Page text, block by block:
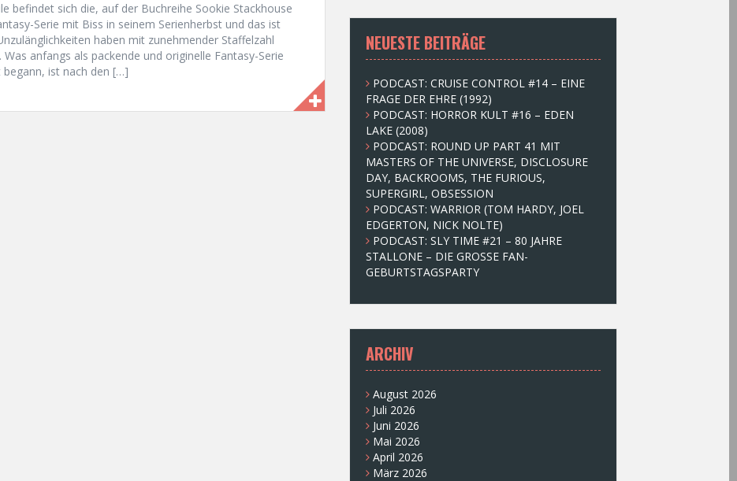
befindet sich die, auf der Buchreihe Sookie Stackhouse
Serie mit Biss in seinem Serienherbst und das ist
haben mit zunehmender Staffelzahl
anfangs als packende und originelle Fantasy-Serie
ist nach den […]
e
n
n
c
h
:
NEUESTE BEITRÄGE
PODCAST: CRUISE CONTROL #14 – EINE
FRAGE DER EHRE (1992)
PODCAST: HORROR KULT #16 – EDEN
LAKE (2008)
PODCAST: ROUND UP PART 41 MIT
MASTERS OF THE UNIVERSE, DISCLOSURE
DAY, BACKROOMS, THE FURIOUS,
SUPERGIRL, OBSESSION
PODCAST: WARRIOR (TOM HARDY, JOEL
EDGERTON, NICK NOLTE)
PODCAST: SLY TIME #21 – 80 JAHRE
STALLONE – DIE GROSSE FAN-
GEBURTSTAGSPARTY
ARCHIV
August 2026
Juli 2026
Juni 2026
Mai 2026
April 2026
März 2026